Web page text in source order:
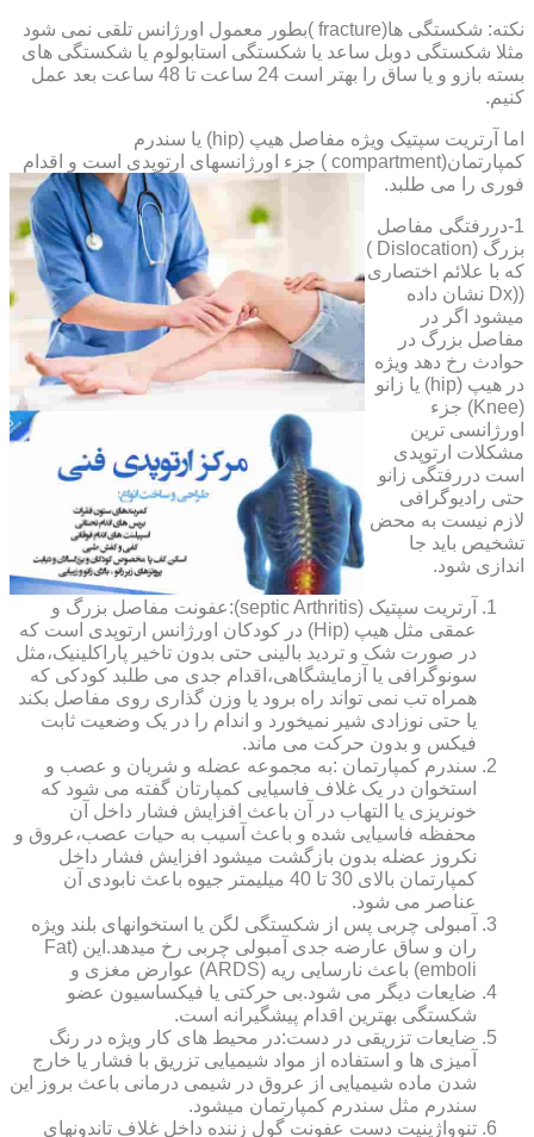
نکته: شکستگی ها(fracture )بطور معمول اورژانس تلقی نمی شود
مثلا شکستگی دوبل ساعد یا شکستگی استابولوم یا شکستگی های
بسته بازو و یا ساق را بهتر است 24 ساعت تا 48 ساعت بعد عمل
کنیم.
اما آرتریت سپتیک ویژه مفاصل هیپ (hip) یا سندرم
کمپارتمان(compartment ) جزء اورژانسهای ارتوپدی است و اقدام
فوری را می طلبد.
1-دررفتگی مفاصل
بزرگ (Dislocation )
که با علائم اختصاری
((Dx نشان داده
میشود اگر در
مفاصل بزرگ در
حوادث رخ دهد ویژه
در هیپ (hip) یا زانو
(Knee) جزء
اورژانسی ترین
مشکلات ارتوپدی
است دررفتگی زانو
حتی رادیوگرافی
لازم نیست به محض
تشخیص باید جا
اندازی شود.
آرتریت سپتیک (septic Arthritis):عفونت مفاصل بزرگ و
عمقی مثل هیپ (Hip) در کودکان اورژانس ارتوپدی است که
در صورت شک و تردید بالینی حتی بدون تاخیر پاراکلینیک،مثل
سونوگرافی یا آزمایشگاهی،اقدام جدی می طلبد کودکی که
همراه تب نمی تواند راه برود یا وزن گذاری روی مفاصل بکند
یا حتی نوزادی شیر نمیخورد و اندام را در یک وضعیت ثابت
فیکس و بدون حرکت می ماند.
سندرم کمپارتمان :به مجموعه عضله و شریان و عصب و
استخوان در یک غلاف فاسیایی کمپارتان گفته می شود که
خونریزی یا التهاب در آن باعث افزایش فشار داخل آن
محفظه فاسیایی شده و باعث آسیب به حیات عصب،عروق و
نکروز عضله بدون بازگشت میشود افزایش فشار داخل
کمپارتمان بالای 30 تا 40 میلیمتر جیوه باعث نابودی آن
عناصر می شود.
آمبولی چربی پس از شکستگی لگن یا استخوانهای بلند ویژه
ران و ساق عارضه جدی آمبولی چربی رخ میدهد.این (Fat
emboli) باعث نارسایی ریه (ARDS) عوارض مغزی و
ضایعات دیگر می شود.بی حرکتی یا فیکساسیون عضو
شکستگی بهترین اقدام پیشگیرانه است.
ضایعات تزریقی در دست:در محیط های کار ویژه در رنگ
آمیزی ها و استفاده از مواد شیمیایی تزریق با فشار یا خارج
شدن ماده شیمیایی از عروق در شیمی درمانی باعث بروز این
سندرم مثل سندرم کمپارتمان میشود.
تنوواژینیت دست عفونت گول زننده داخل غلاف تاندونهای